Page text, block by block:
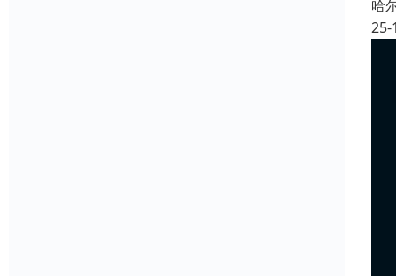
哈
25-